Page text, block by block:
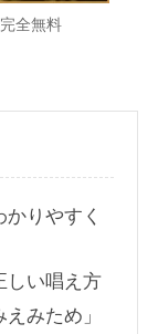
全無料
りやすく
しい唱え方
みため」